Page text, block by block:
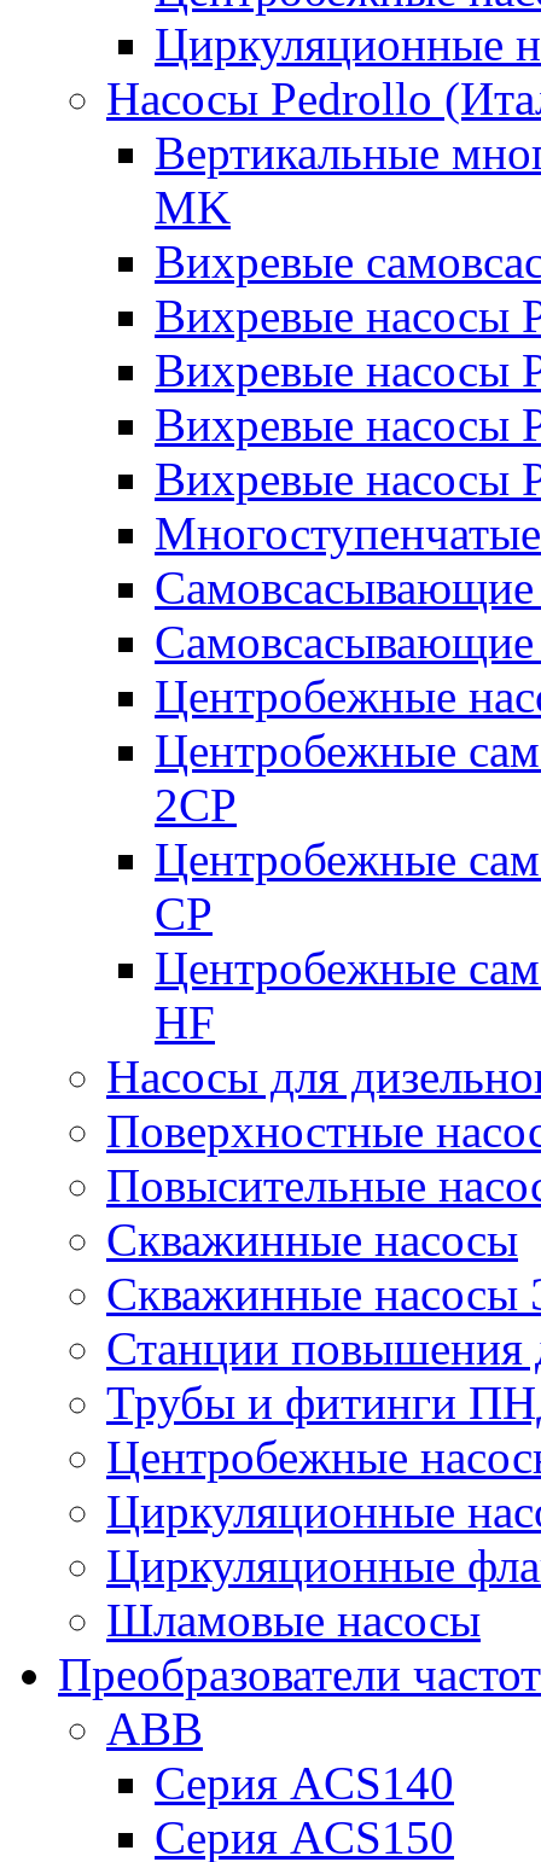
Циркуляционные
Насосы Pedrollo
Вертикальные
MK
Вихревые
Вихревые насосы
Вихревые насосы
Вихревые насосы
Вихревые насосы
Самовсасывающие
Центробежные
Центробежные
2CP
Центробежные
CP
Центробежные
HF
Насосы для
Поверхностные
Повысительные
Скважинные насосы
Скважинные
Станции повышения
Трубы и фитинги
Центробежные
Циркуляционные
Циркуляционные
Шламовые насосы
Преобразователи
ABB
Серия ACS140
Серия ACS150